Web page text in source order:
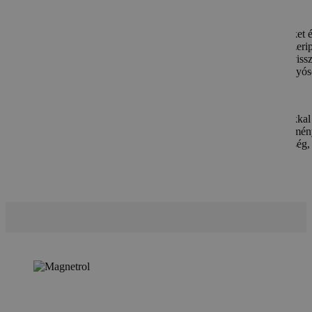
A Crane ChemPharma Energy kiváló minőségű szelepeket
folyamatvezérlő megoldásokat gyárt a vegyipar,
energiaipar számára. Termékeik között megtalálhatók a
szelepek, hüvelyes dugós szelepek, béléses szelepek,
Innovatív megoldásaikkal és magas szintű
legszigorúbb ipari környezetekben is megbízható
hatékonyságot biztosítanak. A Crane elkötelezett a minőség,